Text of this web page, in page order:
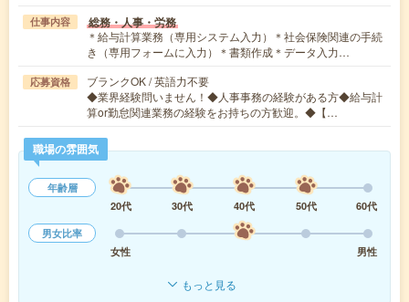
仕事内容 総務・人事・労務
＊給与計算業務（専用システム入力）＊社会保険関連の手続
き（専用フォームに入力）＊書類作成＊データ入力…
応募資格
ブランクOK / 英語力不要
◆業界経験問いません！◆人事事務の経験がある方◆給与計
算or勤怠関連業務の経験をお持ちの方歓迎。◆【…
職場の雰囲気
年齢層
20代
30代 40代 50代
60代
男女比率
女性
男性
もっと見る